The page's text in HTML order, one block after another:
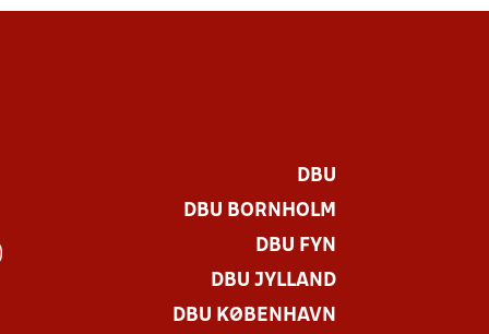
DBU
DBU BORNHOLM
DBU FYN
DBU JYLLAND
DBU KØBENHAVN